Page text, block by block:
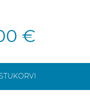
€